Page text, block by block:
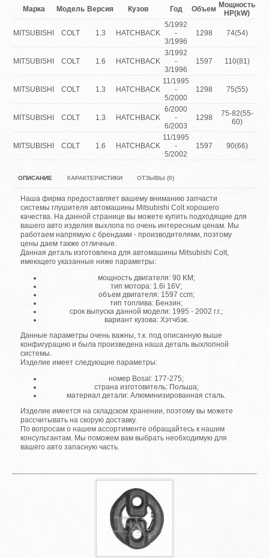
Марка Модель Версия Кузов Год Объем Мощность
HP(kW)
MITSUBISHI COLT 1.3 HATCHBACK
5/1992
-
3/1996
1298 74(54)
MITSUBISHI COLT 1.6 HATCHBACK
3/1992
-
3/1996
1597 110(81)
MITSUBISHI COLT 1.3 HATCHBACK
11/1995
-
5/2000
1298 75(55)
MITSUBISHI COLT 1.3 HATCHBACK
6/2000
-
6/2003
1298
75-82(55-
60)
MITSUBISHI COLT 1.6 HATCHBACK
11/1995
-
5/2002
1597 90(66)
ОПИСАНИЕ ХАРАКТЕРИСТИКИ ОТЗЫВЫ (0)
Наша фирма предоставляет вашему вниманию запчасти
системы глушителя автомашины Mitsubishi Colt хорошего
качества. На данной странице вы можете купить подходящие для
вашего авто изделия выхлопа по очень интересным ценам. Мы
работаем напрямую с брендами - производителями, поэтому
цены даем также отличные.
Данная деталь изготовлена для автомашины Mitsubishi Colt,
имеющего указанные ниже параметры:
мощность двигателя: 90 KM;
тип мотора: 1.6i 16V;
объем двигателя: 1597 ccm;
тип топлива: Бензин;
срок выпуска данной модели: 1995 - 2002 г.г.;
вариант кузова: Хэтчбэк.
Данные параметры очень важны, т.к. под описанную выше
конфигурацию и была произведена наша деталь выхлопной
системы.
Изделие имеет следующие параметры:
номер Bosal: 177-275;
страна изготовитель: Польша;
материал детали: Алюминизированная сталь.
Изделие имеется на складском хранении, поэтому вы можете
рассчитывать на скорую доставку.
По вопросам о нашем ассортименте обращайтесь к нашим
консультантам. Мы поможем вам выбрать необходимую для
вашего авто запасную часть.